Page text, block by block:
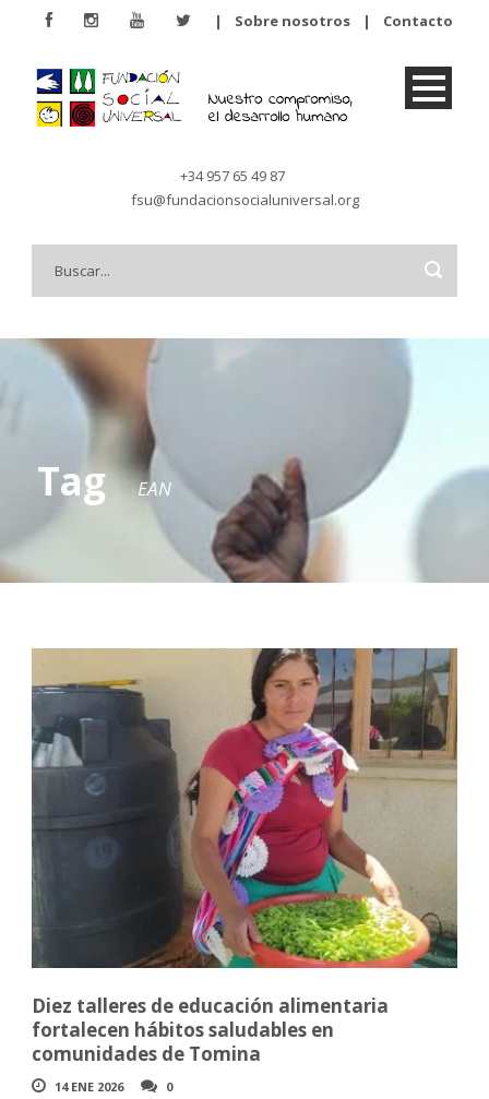
| Sobre nosotros | Contacto
+34 957 65 49 87
fsu@fundacionsocialuniversal.org
Tag EAN
Diez talleres de educación alimentaria
fortalecen hábitos saludables en
comunidades de Tomina
14 ENE 2026 0